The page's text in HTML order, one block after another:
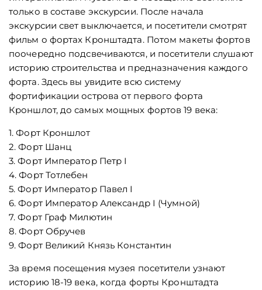
только в составе экскурсии. После начала
экскурсии свет выключается, и посетители смотрят
фильм о фортах Кронштадта. Потом макеты фортов
поочередно подсвечиваются, и посетители слушают
историю строительства и предназначения каждого
форта. Здесь вы увидите всю систему
фортификации острова от первого форта
Кроншлот, до самых мощных фортов 19 века:
1. Форт Кроншлот
2. Форт Шанц
3. Форт Император Петр I
4. Форт Тотлебен
5. Форт Император Павел I
6. Форт Император Александр I (Чумной)
7. Форт Граф Милютин
8. Форт Обручев
9. Форт Великий Князь Константин
За время посещения музея посетители узнают
историю 18-19 века, когда форты Кронштадта